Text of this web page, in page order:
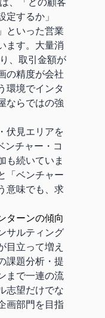
するか」
といった営業
ます。大量消
、取引金額が
の精度が会社
環境でインタ
ならではの強
伏見エリアを
ンチャー・コ
も続いていま
「ベンチャー
意味でも、求
ターンの傾向
サルティング
目立って増え
課題分析・提
まで一連の流
志望だけでな
画部門を目指